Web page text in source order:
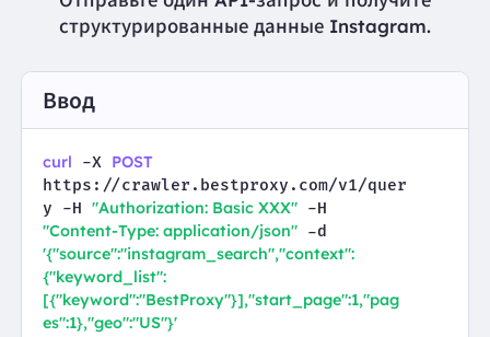
структурированные данные Instagram.
Ввод
curl -X POST
https://crawler.bestproxy.com/v1/quer
y -H "Authorization: Basic XXX"
"Content-Type: application/json"
'{"source":"instagram_search","context":
{"keyword_list":
[{"keyword":"BestProxy"}],"start_page":1,"pag
es":1},"geo":"US"}'